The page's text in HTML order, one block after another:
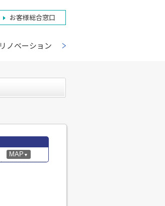
お客様総合窓口
リノベーション
MAP ▼